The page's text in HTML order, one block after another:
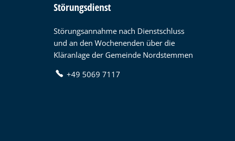
Störungsdienst
Störungsannahme nach Dienstschluss
und an den Wochenenden über die
Kläranlage der Gemeinde Nordstemmen
+49 5069 7117